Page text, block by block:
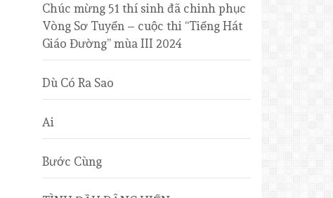
Chúc mừng 51 thí sinh đã chinh phục
Vòng Sơ Tuyển – cuộc thi “Tiếng Hát
Giáo Đường” mùa III 2024
Dù Có Ra Sao
Ai
Bước Cùng